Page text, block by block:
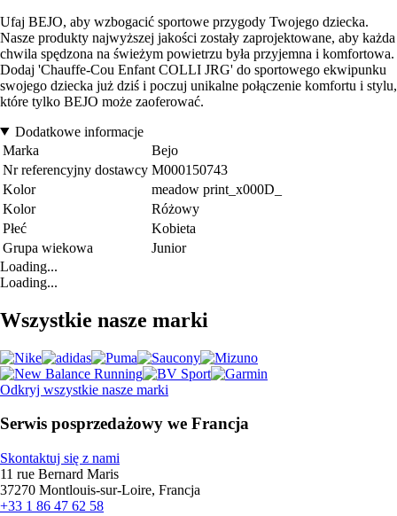
Ufaj BEJO, aby wzbogacić sportowe przygody Twojego dziecka.
Nasze produkty najwyższej jakości zostały zaprojektowane, aby każda
chwila spędzona na świeżym powietrzu była przyjemna i komfortowa.
Dodaj 'Chauffe-Cou Enfant COLLI JRG' do sportowego ekwipunku
swojego dziecka już dziś i poczuj unikalne połączenie komfortu i stylu,
które tylko BEJO może zaoferować.
Dodatkowe informacje
Marka
Bejo
Nr referencyjny dostawcy M000150743
Kolor
meadow print_x000D_
Kolor
Różowy
Płeć
Kobieta
Grupa wiekowa
Junior
Loading...
Loading...
Wszystkie nasze marki
Odkryj wszystkie nasze marki
Serwis posprzedażowy we Francja
Skontaktuj się z nami
11 rue Bernard Maris
37270 Montlouis-sur-Loire, Francja
+33 1 86 47 62 58